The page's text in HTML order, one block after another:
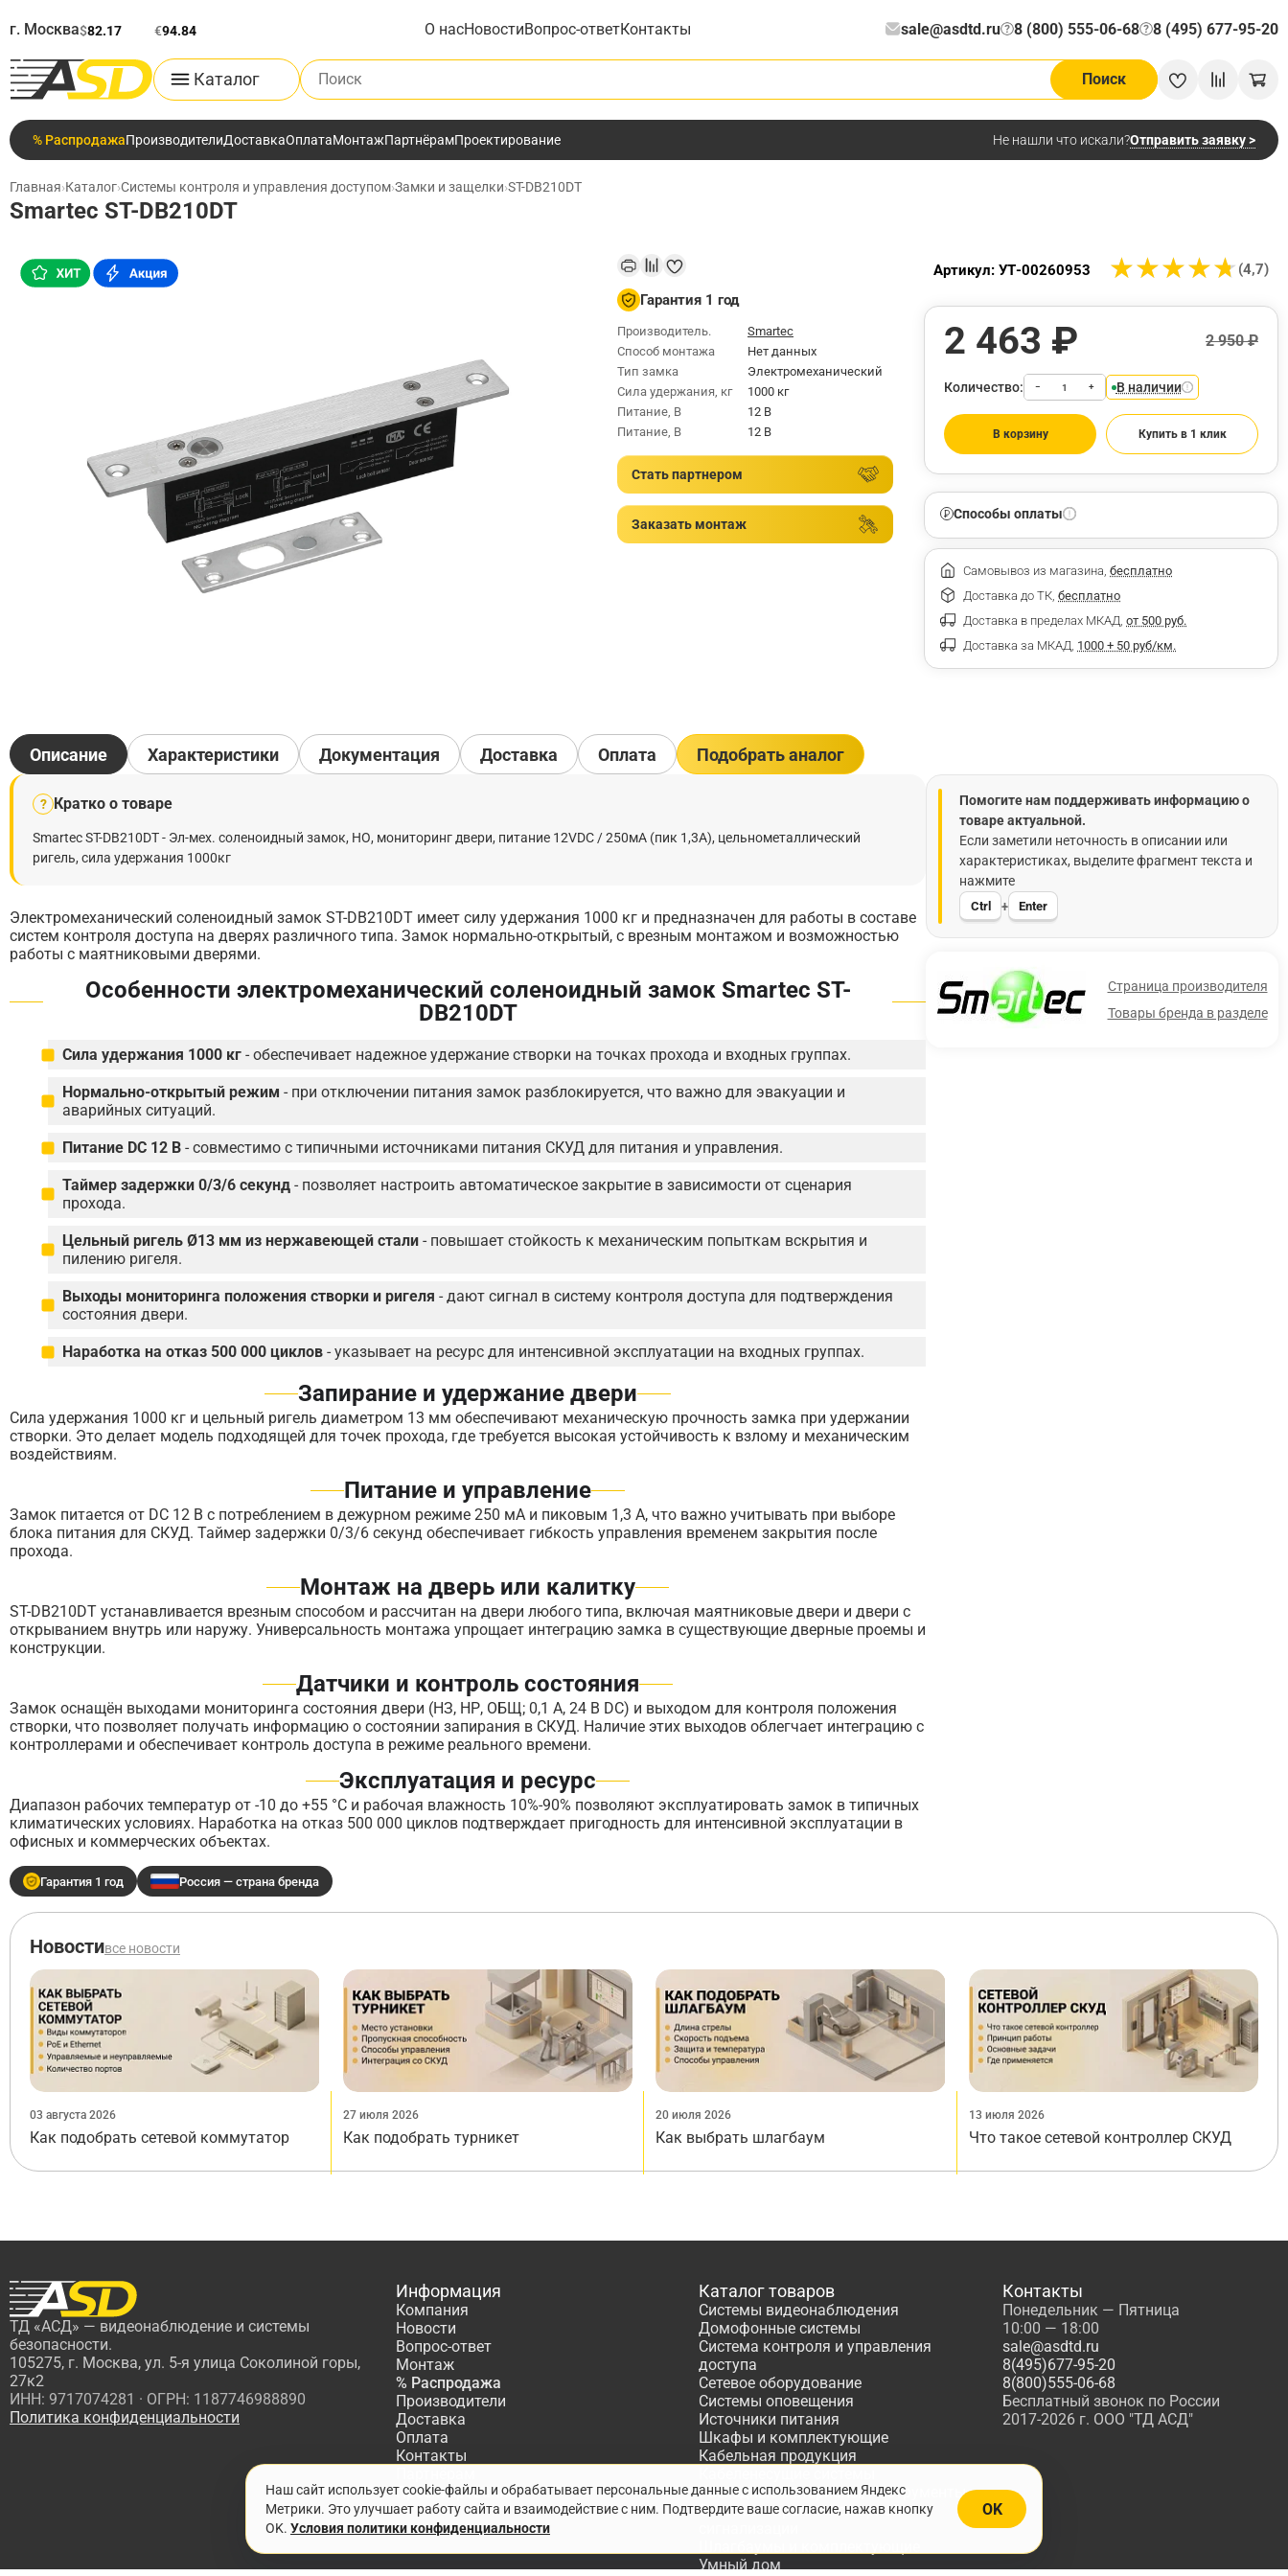
г. Москва$82.17 €94.84 О насНовостиВопрос-ответКонтакты sale@asdtd.ru 8 (800) 555-06-68
? 8 (495) 677-95-20
?
Каталог
Поиск по каталогу
Поиск
% РаспродажаПроизводителиДоставкаОплатаМонтажПартнёрамПроектирование Не нашли что искали?Отправить заявку >
Главная›Каталог›Системы контроля и управления доступом›Замки и защелки›ST-DB210DT
Smartec ST-DB210DT
Гарантия 1 год
Производитель.
Smartec
Способ монтажа
Нет данных
Тип замка
Электромеханический
Сила удержания, кг
1000 кг
Питание, В
12 В
Питание, В
12 В
Стать партнером
Заказать монтаж
★★★★★
★★★★★ (4,7)
Артикул: УТ-00260953
2 463 ₽ 2 950 ₽
Количество: − + В наличии
В корзину Купить в 1 клик
Способы оплаты
Самовывоз из магазина, бесплатно
Доставка до ТК, бесплатно
Доставка в пределах МКАД, от 500 руб.
Доставка за МКАД, 1000 + 50 руб/км.
Описание
? Кратко о товаре
Smartec ST-DB210DT - Эл-мех. соленоидный замок, НО, мониторинг двери, питание 12VDC / 250мА (пик 1,3А), цельнометаллический
ригель, сила удержания 1000кг
Электромеханический соленоидный замок ST-DB210DT имеет силу удержания 1000 кг и предназначен для работы в составе
систем контроля доступа на дверях различного типа. Замок нормально-открытый, с врезным монтажом и возможностью
работы с маятниковыми дверями.
Особенности электромеханический соленоидный замок Smartec ST-
DB210DT
Сила удержания 1000 кг - обеспечивает надежное удержание створки на точках прохода и входных группах.
Нормально-открытый режим - при отключении питания замок разблокируется, что важно для эвакуации и
аварийных ситуаций.
Питание DC 12 В - совместимо с типичными источниками питания СКУД для питания и управления.
Таймер задержки 0/3/6 секунд - позволяет настроить автоматическое закрытие в зависимости от сценария
прохода.
Цельный ригель Ø13 мм из нержавеющей стали - повышает стойкость к механическим попыткам вскрытия и
пилению ригеля.
Выходы мониторинга положения створки и ригеля - дают сигнал в систему контроля доступа для подтверждения
состояния двери.
Наработка на отказ 500 000 циклов - указывает на ресурс для интенсивной эксплуатации на входных группах.
Запирание и удержание двери
Сила удержания 1000 кг и цельный ригель диаметром 13 мм обеспечивают механическую прочность замка при удержании
створки. Это делает модель подходящей для точек прохода, где требуется высокая устойчивость к взлому и механическим
воздействиям.
Питание и управление
Замок питается от DC 12 В с потреблением в дежурном режиме 250 мА и пиковым 1,3 А, что важно учитывать при выборе
блока питания для СКУД. Таймер задержки 0/3/6 секунд обеспечивает гибкость управления временем закрытия после
прохода.
Монтаж на дверь или калитку
ST-DB210DT устанавливается врезным способом и рассчитан на двери любого типа, включая маятниковые двери и двери с
открыванием внутрь или наружу. Универсальность монтажа упрощает интеграцию замка в существующие дверные проемы и
конструкции.
Датчики и контроль состояния
Замок оснащён выходами мониторинга состояния двери (НЗ, НР, ОБЩ; 0,1 А, 24 В DC) и выходом для контроля положения
створки, что позволяет получать информацию о состоянии запирания в СКУД. Наличие этих выходов облегчает интеграцию с
контроллерами и обеспечивает контроль доступа в режиме реального времени.
Эксплуатация и ресурс
Диапазон рабочих температур от -10 до +55 °C и рабочая влажность 10%-90% позволяют эксплуатировать замок в типичных
климатических условиях. Наработка на отказ 500 000 циклов подтверждает пригодность для интенсивной эксплуатации в
офисных и коммерческих объектах.
Гарантия 1 год Россия — страна бренда
Помогите нам поддерживать информацию о
товаре актуальной.
Если заметили неточность в описании или
характеристиках, выделите фрагмент текста и
нажмите
Ctrl + Enter
Страница производителя
Товары бренда в разделе
Характеристики Документация Доставка Оплата Подобрать аналог
Новостивсе новости
03 августа 2026
Как подобрать сетевой коммутатор
27 июля 2026
Как подобрать турникет
20 июля 2026
Как выбрать шлагбаум
13 июля 2026
Что такое сетевой контроллер СКУД
ТД «АСД» — видеонаблюдение и системы
безопасности.
105275, г. Москва, ул. 5-я улица Соколиной горы,
27к2
ИНН: 9717074281 · ОГРН: 1187746988890
Политика конфиденциальности
Информация
Компания
Новости
Вопрос-ответ
Монтаж
% Распродажа
Производители
Доставка
Оплата
Контакты
Проектирование
Каталог товаров
Системы видеонаблюдения
Домофонные системы
Система контроля и управления
доступа
Сетевое оборудование
Системы оповещения
Источники питания
Шкафы и комплектующие
Кабельная продукция
Расходные материалы, Инструменты
Системы охранно-пожарной
Умный дом
Контакты
Понедельник — Пятница
10:00 — 18:00
sale@asdtd.ru
8(495)677-95-20
8(800)555-06-68
Бесплатный звонок по России
2017-2026 г. ООО "ТД АСД"
Наш сайт использует cookie-файлы и обрабатывает персональные данные с использованием Яндекс
Метрики. Это улучшает работу сайта и взаимодействие с ним. Подтвердите ваше согласие, нажав кнопку
OK. Условия политики конфиденциальности
OK